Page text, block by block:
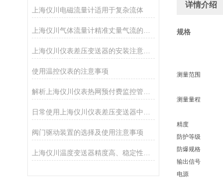
上海仪川电磁流量计适用于复杂流体
上海仪川仪表差压变送器的安装注意事项
使用温控仪表的注意事项
阀门驱动装置的选择及使用注意事项
详情介绍
规格
测量范围
测量量程
精度
防护等级
防爆规格
输出信号
电源